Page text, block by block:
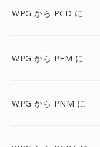
WPG から PCD に
WPG から PFM に
WPG から PNM に